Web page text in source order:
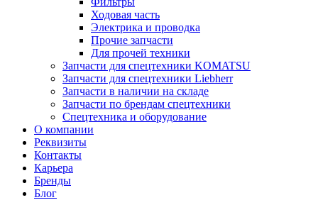
Ходовая часть
Электрика и проводка
Прочие запчасти
Для прочей техники
Запчасти для спецтехники KOMATSU
Запчасти для спецтехники Liebherr
Запчасти в наличии на складе
Запчасти по брендам спецтехники
Спецтехника и оборудование
О компании
Реквизиты
Контакты
Карьера
Бренды
Блог